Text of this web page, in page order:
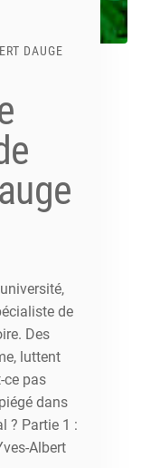
DAUGE
de
Des
luttent
ce pas
dans
? Partie 1 :
Albert